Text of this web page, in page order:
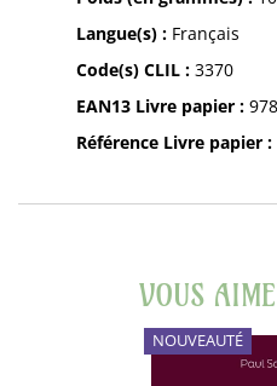
Langue(s) :Français
Code(s) CLIL :3370
EAN13 Livre papier :
Référence Livre papier :
VOUS
NOUVEAUTÉ